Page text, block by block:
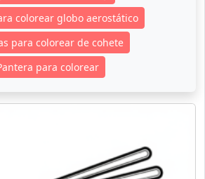
colorear globo aerostático
para colorear de cohete
para colorear